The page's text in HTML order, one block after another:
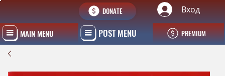
POST MENU
Вход
MAIN MENU PREMIUM
DONATE